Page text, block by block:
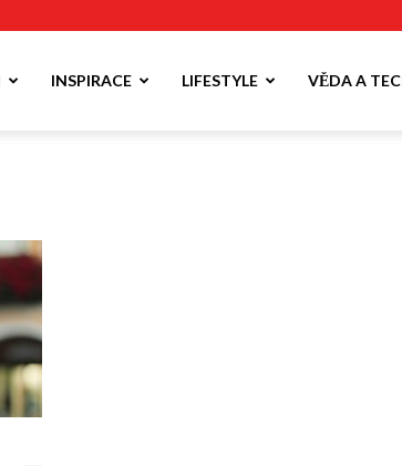
INSPIRACE LIFESTYLE VĚDA A